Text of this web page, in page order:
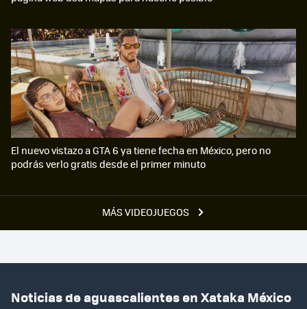
MÁS VIDEOJUEGOS
El nuevo vistazo a GTA 6 ya tiene fecha en México, pero no
podrás verlo gratis desde el primer minuto
Noticias de aguascalientes en Xataka México